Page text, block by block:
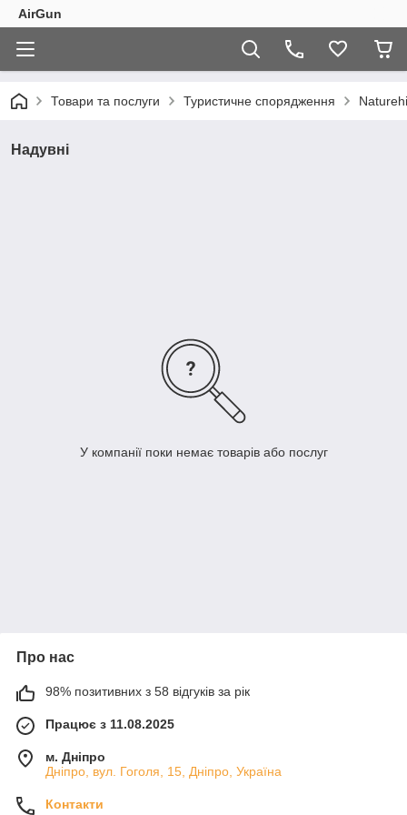
AirGun
Товари та послуги Туристичне спорядження
Надувні
У компанії поки немає товарів або послуг
Про нас
98% позитивних з 58 відгуків за рік
Працює з 11.08.2025
м. Дніпро
Дніпро, вул. Гоголя, 15, Дніпро, Україна
Контакти